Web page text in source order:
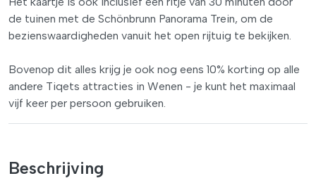
de tuinen met de Schönbrunn Panorama Trein, om de
bezienswaardigheden vanuit het open rijtuig te bekijken.
Bovenop dit alles krijg je ook nog eens 10% korting op alle
andere Tiqets attracties in Wenen - je kunt het maximaal
vijf keer per persoon gebruiken.
Beschrijving